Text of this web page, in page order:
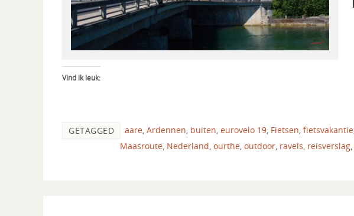
Vind ik leuk:
GETAGGED aare Ardennen buiten eurovelo 19 Fietsen fietsvakantie
Maasroute Nederland ourthe outdoor ravels reisverslag